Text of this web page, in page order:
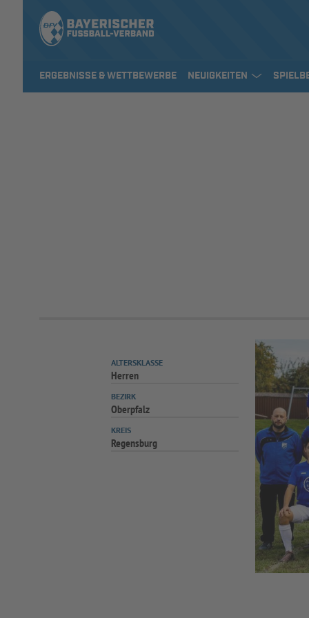
ERGEBNISSE & WETTBEWERBE NEUIGKEITEN
ALTERSKLASSE
Herren
BEZIRK
Oberpfalz
KREIS
Regensburg